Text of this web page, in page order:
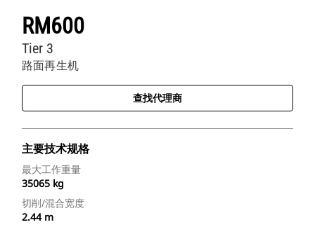
RM600
路面再生机
Tier 3
查找代理商
主要技术规格
最大工作重量
35065 kg
切削/混合宽度
2.44 m